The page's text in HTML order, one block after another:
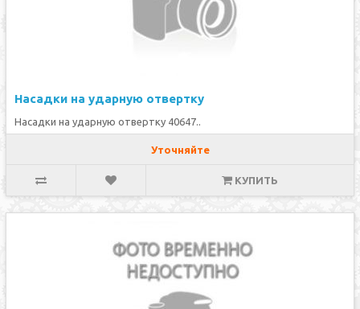
Насадки на ударную отвертку
Насадки на ударную отвертку 40647..
Уточняйте
КУПИТЬ